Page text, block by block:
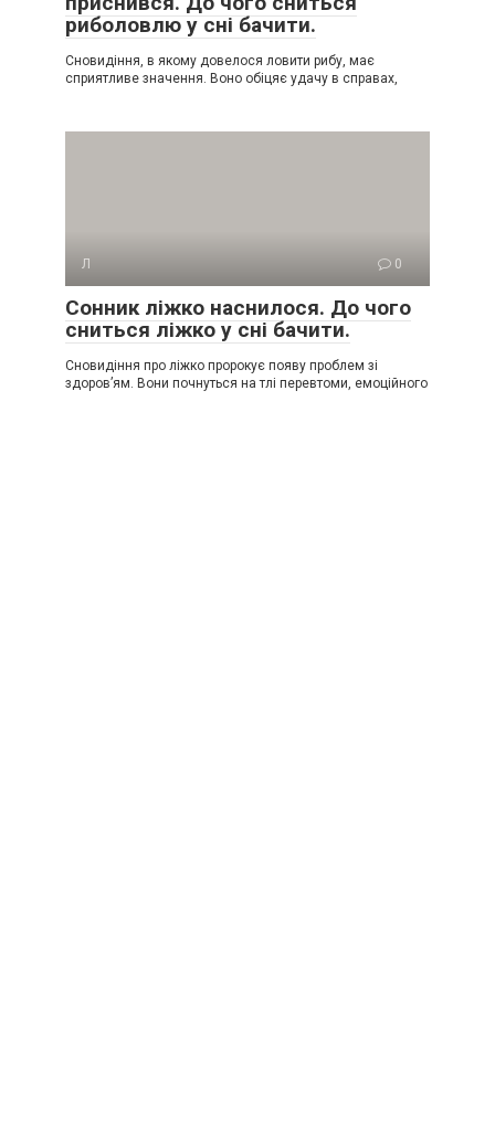
риболовлю у сні бачити.
Сновидіння, в якому довелося ловити рибу, має
сприятливе значення. Воно обіцяє удачу в справах,
Л 0
Сонник ліжко наснилося. До чого
сниться ліжко у сні бачити.
Сновидіння про ліжко пророкує появу проблем зі
здоров’ям. Вони почнуться на тлі перевтоми, емоційного